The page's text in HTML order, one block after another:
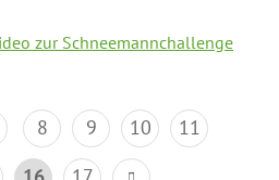
zur Schneemannchallenge
8 9 10
11